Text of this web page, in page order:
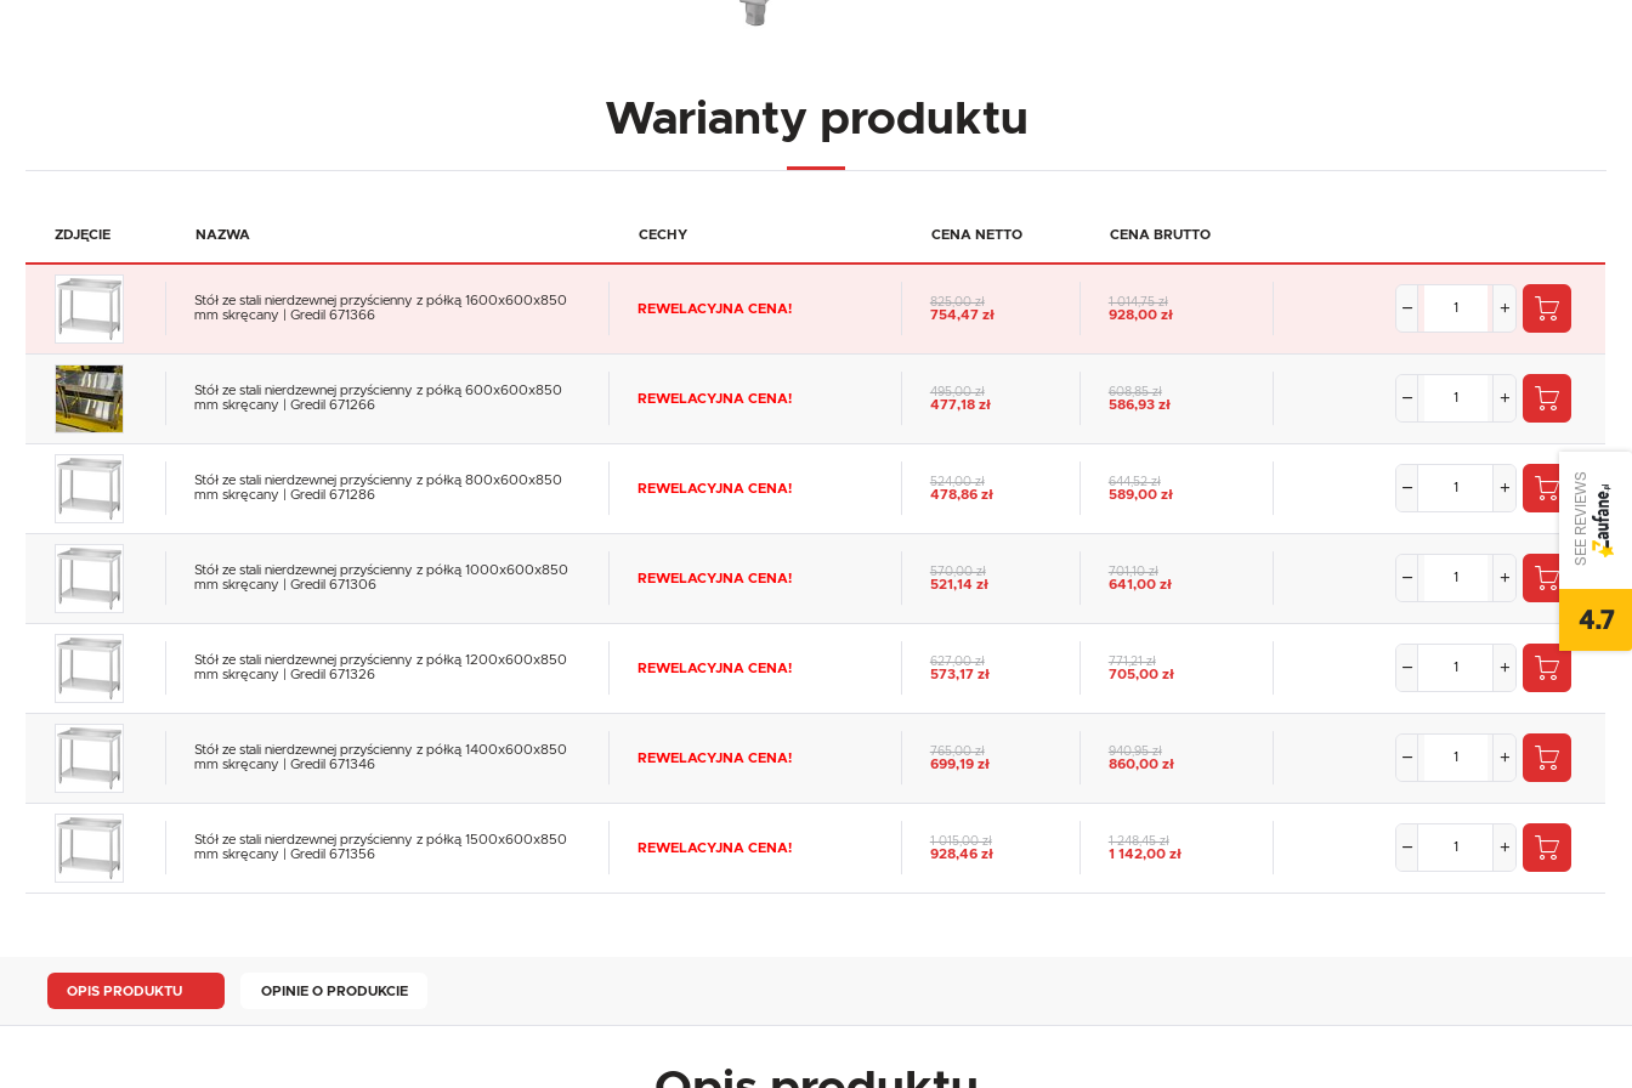
Warianty produktu
ZDJĘCIE NAZWA CECHY CENA NETTO CENA BRUTTO
Stół ze stali nierdzewnej przyścienny z półką 1600x600x850
mm skręcany | Gredil 671366
REWELACYJNA CENA! 825,00 zł
754,47 zł
1 014,75 zł
928,00 zł
Stół ze stali nierdzewnej przyścienny z półką 600x600x850
mm skręcany | Gredil 671266
REWELACYJNA CENA! 495,00 zł
477,18 zł
608,85 zł
586,93 zł
Stół ze stali nierdzewnej przyścienny z półką 800x600x850
mm skręcany | Gredil 671286
REWELACYJNA CENA! 524,00 zł
478,86 zł
644,52 zł
589,00 zł
Stół ze stali nierdzewnej przyścienny z półką 1000x600x850
mm skręcany | Gredil 671306
REWELACYJNA CENA! 570,00 zł
521,14 zł
701,10 zł
641,00 zł
Stół ze stali nierdzewnej przyścienny z półką 1200x600x850
mm skręcany | Gredil 671326
REWELACYJNA CENA! 627,00 zł
573,17 zł
771,21 zł
705,00 zł
Stół ze stali nierdzewnej przyścienny z półką 1400x600x850
mm skręcany | Gredil 671346
REWELACYJNA CENA! 765,00 zł
699,19 zł
940,95 zł
860,00 zł
Stół ze stali nierdzewnej przyścienny z półką 1500x600x850
mm skręcany | Gredil 671356
REWELACYJNA CENA! 1 015,00 zł
928,46 zł
1 248,45 zł
1 142,00 zł
OPIS PRODUKTU OPINIE O PRODUKCIE
USTAWIENIA
Szanujemy Twoją prywatność. Możesz zmienić ustawienia cookies lub zaakceptować je
Dzięki tym plikom cookies możemy zapewnić Ci większy komfort korzystania z funkcjonalności naszej
Polska
SEE REVIEWS
4.7